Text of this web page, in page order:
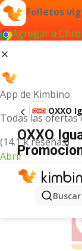
Folletos
Agregar a
App de Kimbino
Todas las
(14.1 k reseñas)
Abrir
OXXO
OXXO